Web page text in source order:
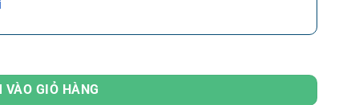
VÀO GIỎ HÀNG